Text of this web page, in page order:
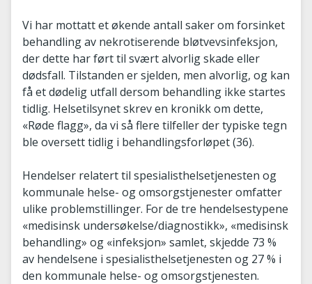
Vi har mottatt et økende antall saker om forsinket
behandling av nekrotiserende bløtvevsinfeksjon,
der dette har ført til svært alvorlig skade eller
dødsfall. Tilstanden er sjelden, men alvorlig, og kan
få et dødelig utfall dersom behandling ikke startes
tidlig. Helsetilsynet skrev en kronikk om dette,
«Røde flagg», da vi så flere tilfeller der typiske tegn
ble oversett tidlig i behandlingsforløpet (36).
Hendelser relatert til spesialisthelsetjenesten og
kommunale helse- og omsorgstjenester omfatter
ulike problemstillinger. For de tre hendelsestypene
«medisinsk undersøkelse/diagnostikk», «medisinsk
behandling» og «infeksjon» samlet, skjedde 73 %
av hendelsene i spesialisthelsetjenesten og 27 % i
den kommunale helse- og omsorgstjenesten.